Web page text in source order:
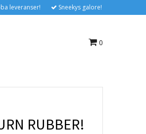
leveranser! Sneekys galore!
0
RUBBER!